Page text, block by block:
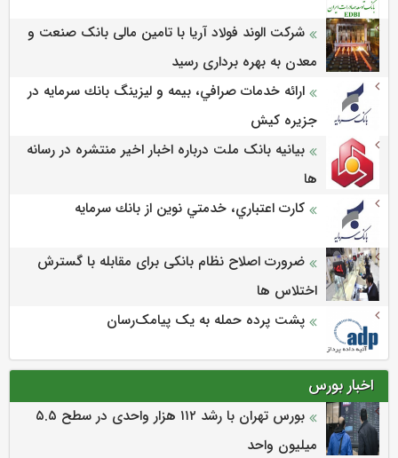
شرکت الوند فولاد آریا با تامین مالی بانک صنعت و
معدن به بهره برداری رسید
ارائه خدمات صرافي، بيمه و ليزينگ بانك سرمايه در
جزيره كيش
بیانیه بانک ملت درباره اخبار اخیر منتشره در رسانه
ها
كارت اعتباري، خدمتي نوين از بانك سرمايه
ضرورت اصلاح نظام بانکی برای مقابله با گسترش
اختلاس ها
پشت پرده حمله به یک پیامک‌رسان
اخبار بورس
بورس تهران با رشد ۱۱۲ هزار واحدی در سطح ۵.۵
میلیون واحد